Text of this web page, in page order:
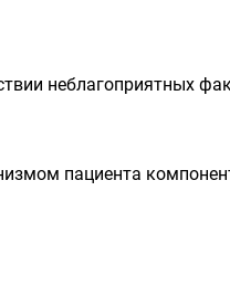
неблагоприятных
пациента